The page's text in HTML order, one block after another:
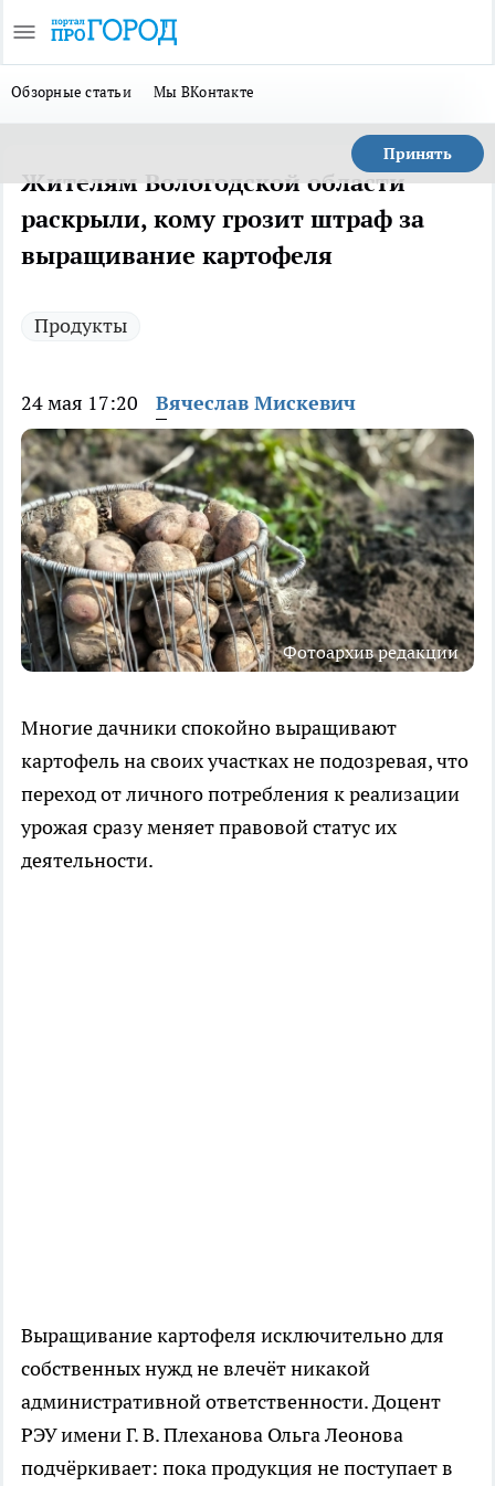
Обзорные статьи Мы ВКонтакте
Принять
Жителям Вологодской области
раскрыли, кому грозит штраф за
выращивание картофеля
Продукты
24 мая 17:20 Вячеслав Мискевич
Фотоархив редакции
Многие дачники спокойно выращивают
картофель на своих участках не подозревая, что
переход от личного потребления к реализации
урожая сразу меняет правовой статус их
деятельности.
Выращивание картофеля исключительно для
собственных нужд не влечёт никакой
административной ответственности. Доцент
РЭУ имени Г. В. Плеханова Ольга Леонова
подчёркивает: пока продукция не поступает в